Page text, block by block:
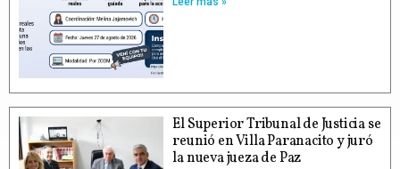
El Superior Tribunal de Justicia se
reunió en Villa Paranacito y juró
la nueva jueza de Paz